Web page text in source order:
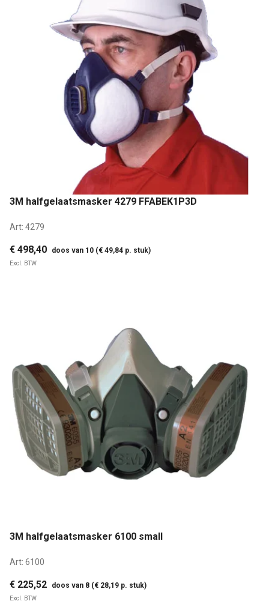
3M halfgelaatsmasker 4279 FFABEK1P3D
Art: 4279
€ 498,40 doos van 10 (€ 49,84 p. stuk)
Excl. BTW
3M halfgelaatsmasker 6100 small
Art: 6100
€ 225,52 doos van 8 (€ 28,19 p. stuk)
Excl. BTW